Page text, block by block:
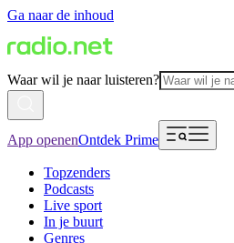
Ga naar de inhoud
Waar wil je naar luisteren?
App openenOntdek Prime
Topzenders
Podcasts
Live sport
In je buurt
Genres